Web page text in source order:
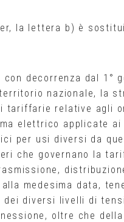
la lettera b) è
con decorrenza dal 1°
nazionale, la
tariffarie relative agli
elettrico applicate
per usi diversi da
che governano la
medesima data,
dei diversi livelli di
oltre che